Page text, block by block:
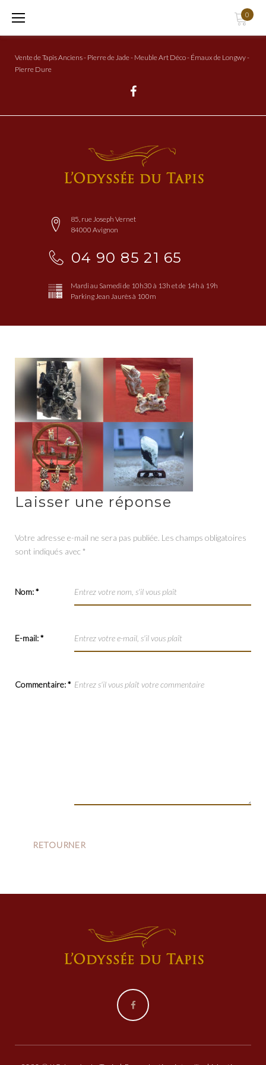
0
Vente de Tapis Anciens - Pierre de Jade - Meuble Art Déco - Émaux de Longwy -
Pierre Dure
85, rue Joseph Vernet
84000 Avignon
04 90 85 21 65
Mardi au Samedi de 10h30 à 13h et de 14h à 19h
Parking Jean Jaurès à 100m
L'Odyssée
du
Tapis
Laisser une réponse
Votre adresse e-mail ne sera pas publiée. Les champs obligatoires
sont indiqués avec *
Nom:*
E-mail:*
Commentaire:*